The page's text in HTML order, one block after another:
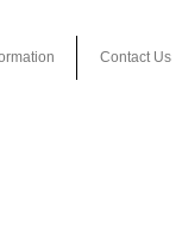
Contact Us